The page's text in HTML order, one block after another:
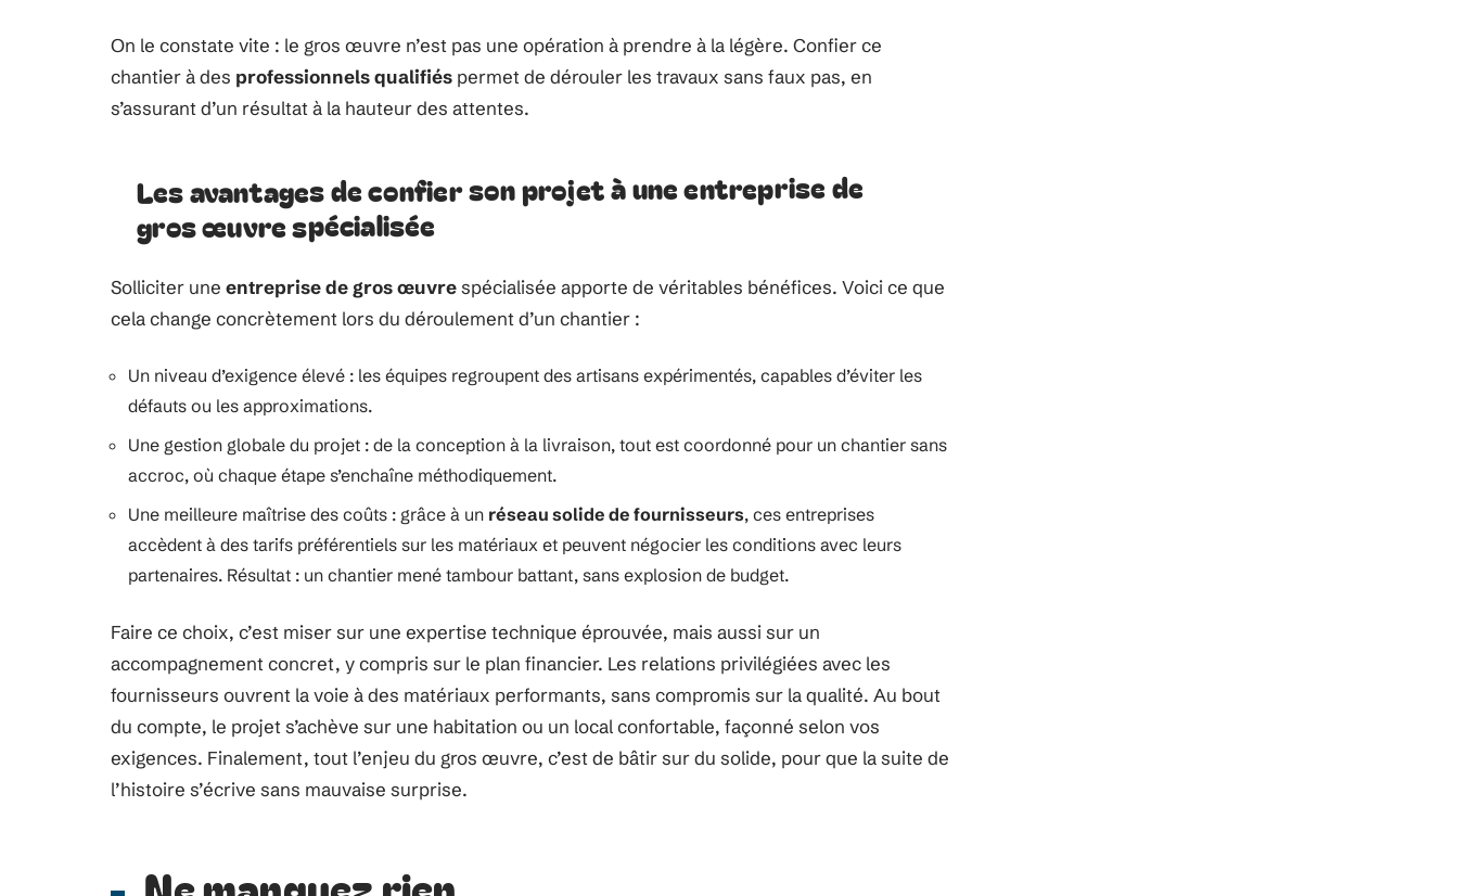
On le constate vite : le gros œuvre n’est pas une opération à prendre à la légère. Confier ce
chantier à des professionnels qualifiés permet de dérouler les travaux sans faux pas, en
s’assurant d’un résultat à la hauteur des attentes.
Les avantages de confier son projet à une entreprise de
gros œuvre spécialisée
Solliciter une entreprise de gros œuvrespécialisée apporte de véritables bénéfices. Voici ce que
cela change concrètement lors du déroulement d’un chantier :
Un niveau d’exigence élevé : les équipes regroupent des artisans expérimentés, capables d’éviter les
défauts ou les approximations.
Une gestion globale du projet : de la conception à la livraison, tout est coordonné pour un chantier sans
accroc, où chaque étape s’enchaîne méthodiquement.
Une meilleure maîtrise des coûts : grâce à un réseau solide de fournisseurs, ces entreprises
accèdent à des tarifs préférentiels sur les matériaux et peuvent négocier les conditions avec leurs
partenaires. Résultat : un chantier mené tambour battant, sans explosion de budget.
Faire ce choix, c’est miser sur une expertise technique éprouvée, mais aussi sur un
accompagnement concret, y compris sur le plan financier. Les relations privilégiées avec les
fournisseurs ouvrent la voie à des matériaux performants, sans compromis sur la qualité. Au bout
du compte, le projet s’achève sur une habitation ou un local confortable, façonné selon vos
exigences. Finalement, tout l’enjeu du gros œuvre, c’est de bâtir sur du solide, pour que la suite de
l’histoire s’écrive sans mauvaise surprise.